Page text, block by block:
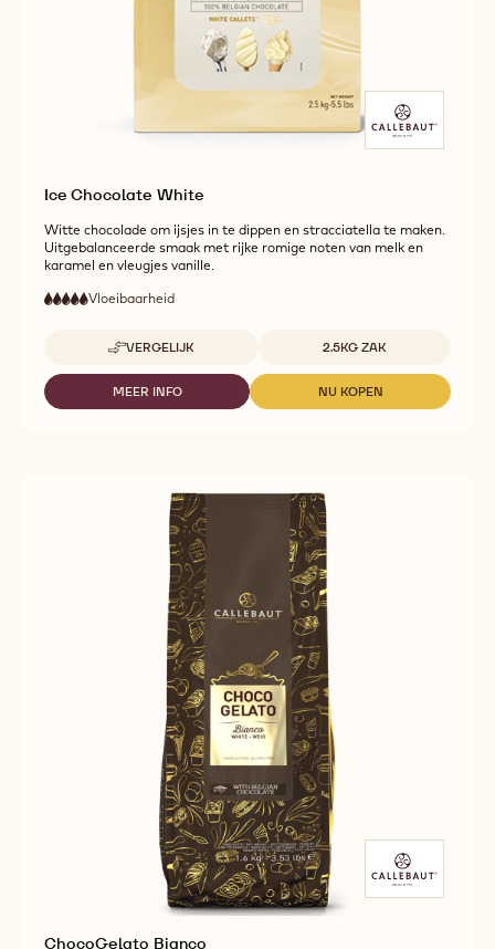
Ice Chocolate White
Witte chocolade om ijsjes in te dippen en stracciatella te maken.
Uitgebalanceerde smaak met rijke romige noten van melk en
karamel en vleugjes vanille.
5 Vloeibaarheid
vloeibaarheid
VERGELIJK
-
ICE
CHOCOLATE
WHITE
Beschikbare maten
2.5KG ZAK
MEER INFO
-
NU KOPEN
-
ChocoGelato Bianco